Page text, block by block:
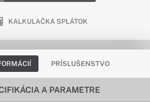
KALKULAČKA SPLÁTOK
PRÍSLUŠENSTVO
A PARAMETRE